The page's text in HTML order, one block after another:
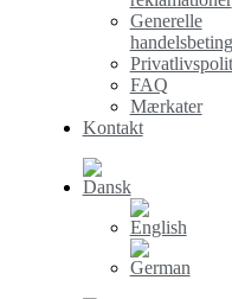
Generelle
FAQ
Mærkater
Kontakt